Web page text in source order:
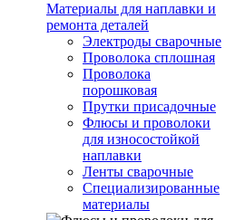
Материалы для наплавки и
ремонта деталей
Электроды сварочные
Проволока сплошная
Проволока
порошковая
Прутки присадочные
Флюсы и проволоки
для износостойкой
наплавки
Ленты сварочные
Специализированные
материалы